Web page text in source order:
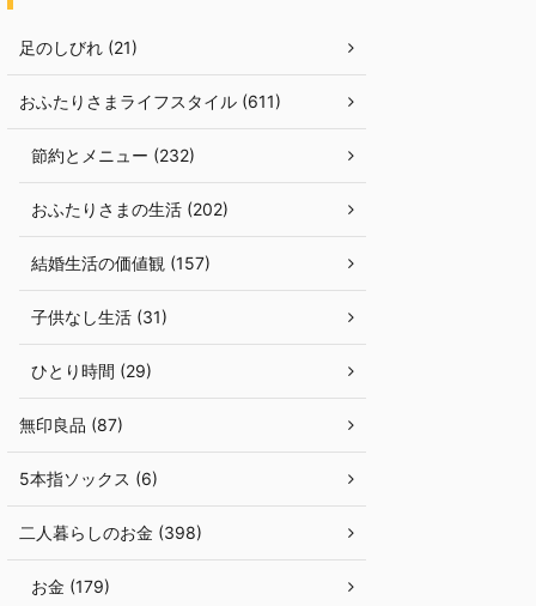
足のしびれ (21)
おふたりさまライフスタイル (611)
節約とメニュー (232)
おふたりさまの生活 (202)
結婚生活の価値観 (157)
子供なし生活 (31)
ひとり時間 (29)
無印良品 (87)
5本指ソックス (6)
二人暮らしのお金 (398)
お金 (179)